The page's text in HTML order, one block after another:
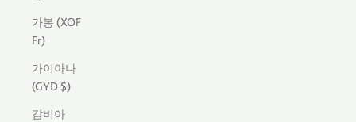
가봉 (XOF
Fr)
가이아나
(GYD $)
감비아